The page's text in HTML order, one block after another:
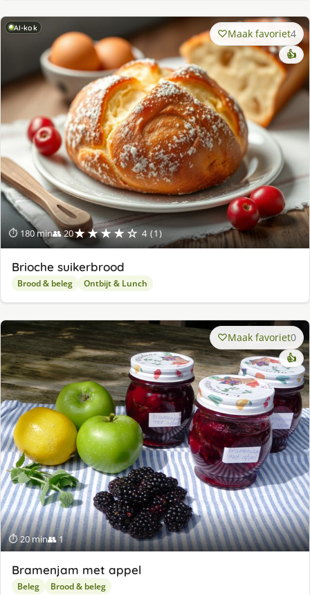
AI-kok
⏱ 180 min👥 20★★★★☆ 4 (1)
Maak favoriet4
👍
Brioche suikerbrood
Brood & beleg Ontbijt & Lunch
⏱ 20 min👥 1
Maak favoriet0
👍
Bramenjam met appel
Beleg Brood & beleg